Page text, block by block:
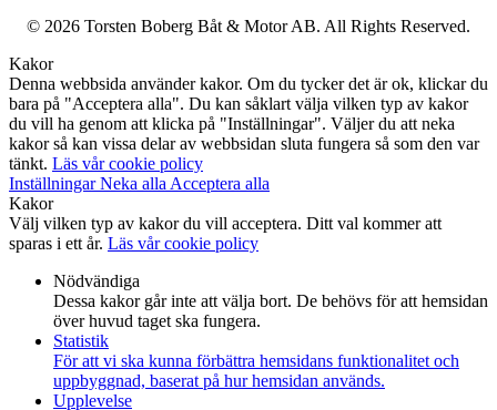
© 2026 Torsten Boberg Båt & Motor AB. All Rights Reserved.
Kakor
Denna webbsida använder kakor. Om du tycker det är ok, klickar du
bara på "Acceptera alla". Du kan såklart välja vilken typ av kakor
du vill ha genom att klicka på "Inställningar". Väljer du att neka
kakor så kan vissa delar av webbsidan sluta fungera så som den var
tänkt. Läs vår cookie policy
InställningarNeka alla Acceptera alla
Kakor
Välj vilken typ av kakor du vill acceptera. Ditt val kommer att
sparas i ett år. Läs vår cookie policy
Nödvändiga
Dessa kakor går inte att välja bort. De behövs för att hemsidan
över huvud taget ska fungera.
Statistik
För att vi ska kunna förbättra hemsidans funktionalitet och
uppbyggnad, baserat på hur hemsidan används.
Upplevelse